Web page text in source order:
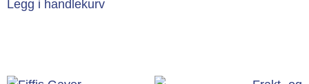
Legg i handlekurv